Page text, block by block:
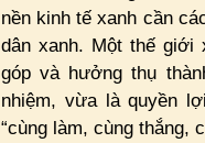
nền kinh tế xanh cần
dân xanh. Một thế giới
góp và hưởng thụ
nhiệm, vừa là quyền
“cùng làm, cùng thắng,